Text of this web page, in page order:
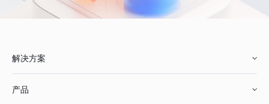
解决方案
产品